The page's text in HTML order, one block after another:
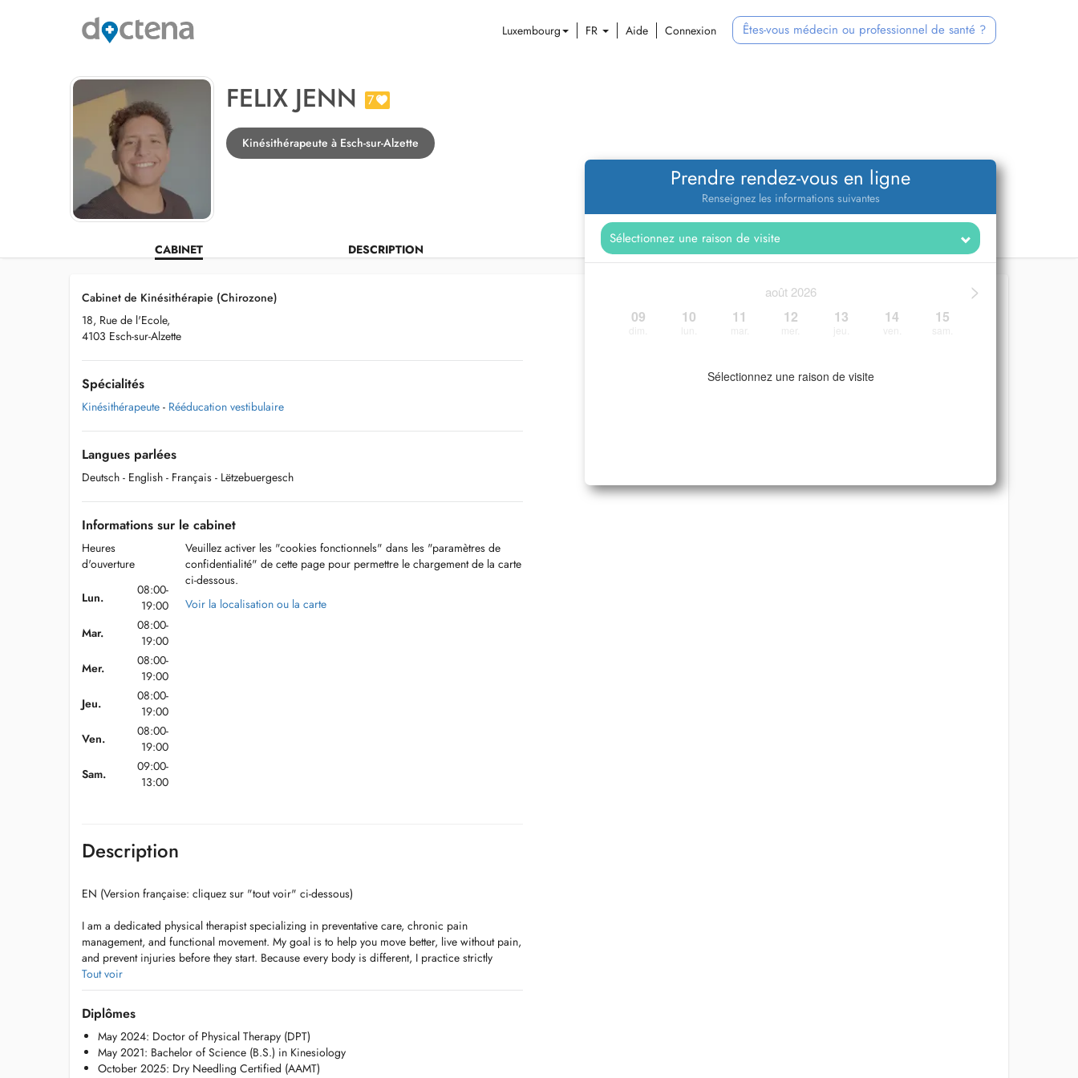
Luxembourg FR Aide Connexion Êtes-vous médecin ou professionnel de santé ?
FELIX JENN 7
Kinésithérapeute à Esch-sur-Alzette
CABINET DESCRIPTION
Prendre rendez-vous en ligne
Renseignez les informations suivantes
>
août 2026
09 10 11 12 13 14 15
Sélectionnez une raison de visite
Cabinet de Kinésithérapie (Chirozone)
18, Rue de l'Ecole,
4103 Esch-sur-Alzette
Spécialités
Kinésithérapeute - Rééducation vestibulaire
Langues parlées
Deutsch - English - Français - Lëtzebuergesch
Informations sur le cabinet
Heures
d'ouverture
Lun.
08:00-
19:00
Mar.
08:00-
19:00
Mer.
08:00-
19:00
Jeu.
08:00-
19:00
Ven.
08:00-
19:00
Sam.
09:00-
13:00
Veuillez activer les "cookies fonctionnels" dans les "paramètres de
confidentialité" de cette page pour permettre le chargement de la carte
ci-dessous.
Voir la localisation ou la carte
Description
EN (Version française: cliquez sur "tout voir" ci-dessous)
I am a dedicated physical therapist specializing in preventative care, chronic pain
management, and functional movement. My goal is to help you move better, live without pain,
and prevent injuries before they start. Because every body is different, I practice strictly
patient-centric care, individualizing every single treatment plan to match your specific needs,
lifestyle, and personal preferences.
Specializations and Expertise
- Vestibular Rehabilitation: Targeted therapy to treat dizziness, vertigo, and balance issues,
helping you regain stability and confidence in your daily movements.
- Preventative Care & Wellness: Proactive training to prevent injuries.
Tout voir
Diplômes
May 2024: Doctor of Physical Therapy (DPT)
May 2021: Bachelor of Science (B.S.) in Kinesiology
October 2025: Dry Needling Certified (AAMT)